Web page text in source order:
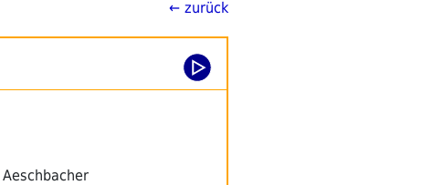
← zurück